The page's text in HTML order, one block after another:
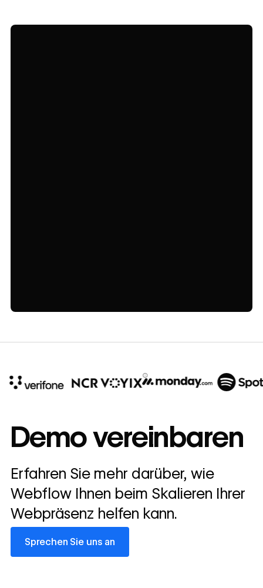
annually
story
→
Demo vereinbaren
Erfahren Sie mehr darüber, wie
Webflow Ihnen beim Skalieren Ihrer
Webpräsenz helfen kann.
Sprechen Sie uns an
Sprechen Sie uns an